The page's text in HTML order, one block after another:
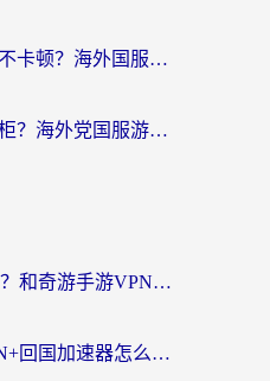
波兰怎么玩无悔华夏不卡顿？海外国服游戏加速器终极指南（附征途2萤火突击解决方案）
英国怎么玩叫我大掌柜？海外党国服游戏加速避坑指南（附实测推荐）
ChickCN VPN好用吗？和奇游手游VPN对比哪个回国效果更好？海外党亲测实用指南
海外党必看：PC VPN+回国加速器怎么选？无缝访问国内资源全攻略